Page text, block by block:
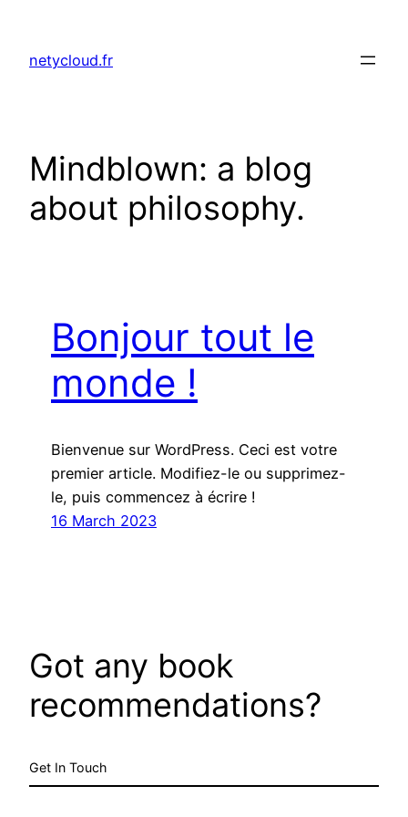
content
netycloud.fr
Mindblown: a blog
about philosophy.
Bonjour tout le
monde !
Bienvenue sur WordPress. Ceci est votre
premier article. Modifiez-le ou supprimez-
le, puis commencez à écrire !
16 March 2023
Got any book
recommendations?
Get In Touch